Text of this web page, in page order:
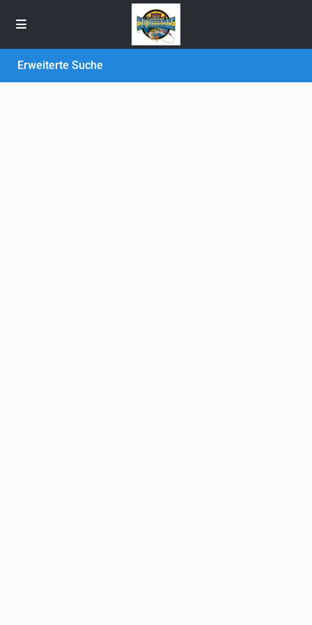
Erweiterte Suche